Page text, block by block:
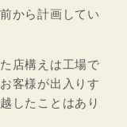
から計画してい
店構えは工場で
客様が出入りす
したことはあり